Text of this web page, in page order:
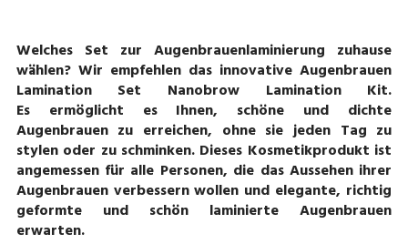
Welches Set zur Augenbrauenlaminierung zuhause
wählen? Wir empfehlen das innovative Augenbrauen
Lamination Set Nanobrow Lamination Kit.
Es ermöglicht es Ihnen, schöne und dichte
Augenbrauen zu erreichen, ohne sie jeden Tag zu
stylen oder zu schminken. Dieses Kosmetikprodukt ist
angemessen für alle Personen, die das Aussehen ihrer
Augenbrauen verbessern wollen und elegante, richtig
geformte und schön laminierte Augenbrauen
erwarten.